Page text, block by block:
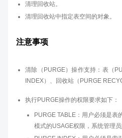
清理回收站。
清理回收站中指定表空间的对象。
注意事项
清除（PURGE）操作支持：表（
INDEX）、回收站（PURGE
执行PURGE操作的权限要求如下：
PURGE TABLE：用户必须是
模式的USAGE权限，系统管理员